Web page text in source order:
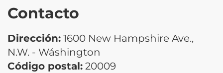
Contacto
Dirección: 1600 New Hampshire Ave.,
N.W. - Wáshington
Código postal: 20009